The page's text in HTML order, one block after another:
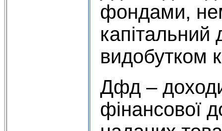
фондами,
капітальний
видобутком
Дфд –
фінансової